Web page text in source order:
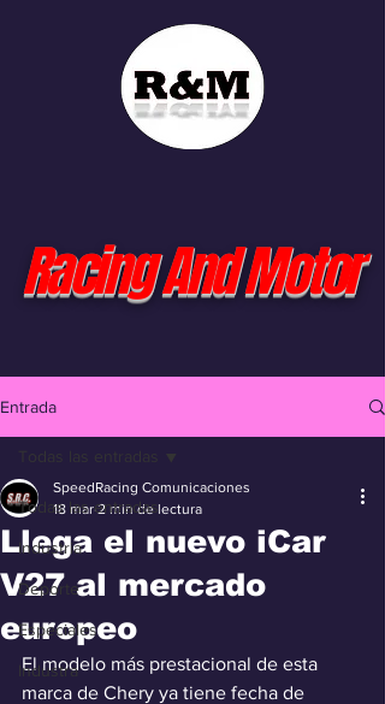
Racing And Motor
Entrada
Todas las entradas
Industria
Deporte
Especiales
Industra
Todas las entradas
Llega el nuevo iCar
V27 al mercado
europeo
SpeedRacing Comunicaciones
18 mar 2 min de lectura
El modelo más prestacional de esta
marca de Chery ya tiene fecha de